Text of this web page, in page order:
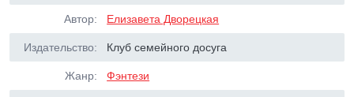
Автор: Елизавета Дворецкая
Издательство: Клуб семейного досуга
Жанр: Фэнтези